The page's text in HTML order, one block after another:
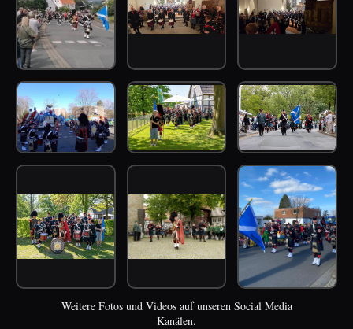
Weitere Fotos und Videos auf unseren Social Media
Kanälen.